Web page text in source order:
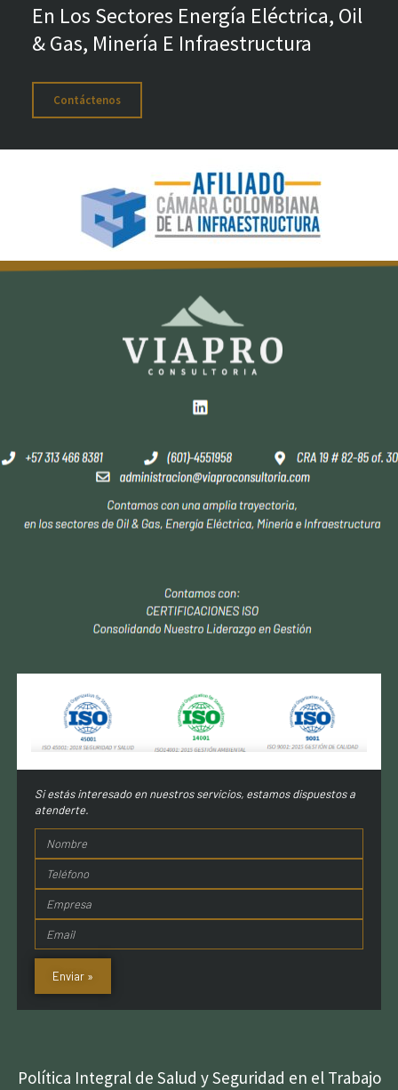
En Los Sectores Energía Eléctrica, Oil
& Gas, Minería E Infraestructura
Contáctenos
Si estás interesado en nuestros servicios, estamos dispuestos a
atenderte.
Enviar »
Política Integral de Salud y Seguridad en el Trabajo